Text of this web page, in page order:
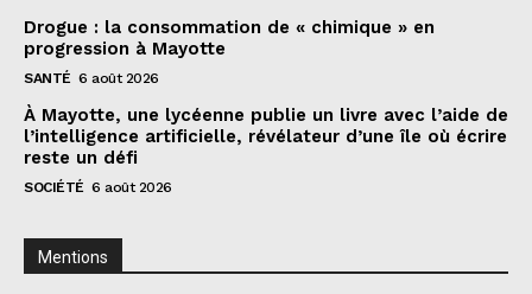
Drogue : la consommation de « chimique » en
progression à Mayotte
SANTÉ 6 août 2026
À Mayotte, une lycéenne publie un livre avec l’aide de
l’intelligence artificielle, révélateur d’une île où écrire
reste un défi
SOCIÉTÉ 6 août 2026
Mentions